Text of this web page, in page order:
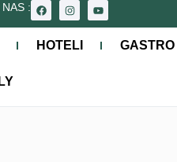
:
HOTELI GASTRO